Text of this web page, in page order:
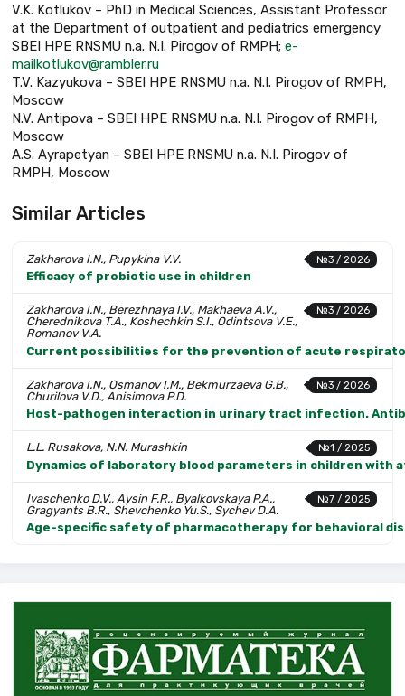
V.K. Kotlukov – PhD in Medical Sciences, Assistant Professor
at the Department of outpatient and pediatrics emergency
SBEI HPE RNSMU n.a. N.I. Pirogov of RMPH; e-
mailkotlukov@rambler.ru
T.V. Kazyukova – SBEI HPE RNSMU n.a. N.I. Pirogov of RMPH,
Moscow
N.V. Antipova – SBEI HPE RNSMU n.a. N.I. Pirogov of RMPH,
Moscow
A.S. Ayrapetyan – SBEI HPE RNSMU n.a. N.I. Pirogov of
RMPH, Moscow
Similar Articles
№3 / 2026
Zakharova I.N., Pupykina V.V.
Efficacy of probiotic use in children
№3 / 2026
Zakharova I.N., Berezhnaya I.V., Makhaeva A.V.,
Cherednikova T.A., Koshechkin S.I., Odintsova V.E.,
Romanov V.A.
Current possibilities for the prevention of acute
№3 / 2026
Zakharova I.N., Osmanov I.M., Bekmurzaeva G.B.,
Churilova V.D., Anisimova P.D.
Host-pathogen interaction in urinary tract infection.
№1 / 2025
L.L. Rusakova, N.N. Murashkin
Dynamics of laboratory blood parameters in children with
№7 / 2025
Ivaschenko D.V., Aysin F.R., Byalkovskaya P.A.,
Gragyants B.R., Shevchenko Yu.S., Sychev D.A.
Age-specific safety of pharmacotherapy for behavioral